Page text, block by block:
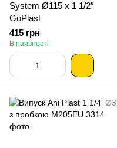
System Ø115 х 1 1/2″
GoPlast
415 грн
В наявності